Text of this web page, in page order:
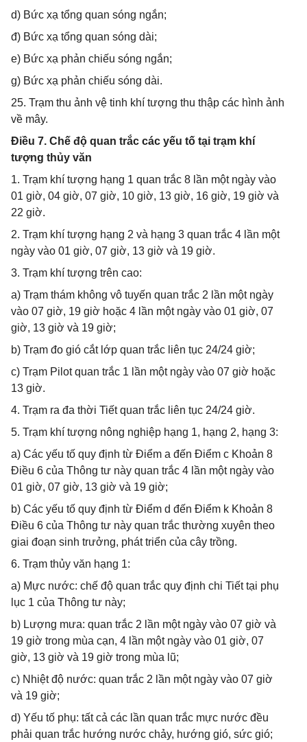
d) Bức xạ tổng quan sóng ngắn;
đ) Bức xạ tổng quan sóng dài;
e) Bức xạ phản chiếu sóng ngắn;
g) Bức xạ phản chiếu sóng dài.
25. Trạm thu ảnh vệ tinh khí tượng thu thập các hình ảnh
về mây.
Điều 7. Chế độ quan trắc các yếu tố tại trạm khí
tượng thủy văn
1. Trạm khí tượng hạng 1 quan trắc 8 lần một ngày vào
01 giờ, 04 giờ, 07 giờ, 10 giờ, 13 giờ, 16 giờ, 19 giờ và
22 giờ.
2. Trạm khí tượng hạng 2 và hạng 3 quan trắc 4 lần một
ngày vào 01 giờ, 07 giờ, 13 giờ và 19 giờ.
3. Trạm khí tượng trên cao:
a) Trạm thám không vô tuyến quan trắc 2 lần một ngày
vào 07 giờ, 19 giờ hoặc 4 lần một ngày vào 01 giờ, 07
giờ, 13 giờ và 19 giờ;
b) Trạm đo gió cắt lớp quan trắc liên tục 24/24 giờ;
c) Trạm Pilot quan trắc 1 lần một ngày vào 07 giờ hoặc
13 giờ.
4. Trạm ra đa thời Tiết quan trắc liên tục 24/24 giờ.
5. Trạm khí tượng nông nghiệp hạng 1, hạng 2, hạng 3:
a) Các yếu tố quy định từ Điểm a đến Điểm c Khoản 8
Điều 6 của Thông tư này quan trắc 4 lần một ngày vào
01 giờ, 07 giờ, 13 giờ và 19 giờ;
b) Các yếu tố quy định từ Điểm d đến Điểm k Khoản 8
Điều 6 của Thông tư này quan trắc thường xuyên theo
giai đoạn sinh trưởng, phát triển của cây trồng.
6. Trạm thủy văn hạng 1:
a) Mực nước: chế độ quan trắc quy định chi Tiết tại phụ
lục 1 của Thông tư này;
b) Lượng mưa: quan trắc 2 lần một ngày vào 07 giờ và
19 giờ trong mùa cạn, 4 lần một ngày vào 01 giờ, 07
giờ, 13 giờ và 19 giờ trong mùa lũ;
c) Nhiệt độ nước: quan trắc 2 lần một ngày vào 07 giờ
và 19 giờ;
d) Yếu tố phụ: tất cả các lần quan trắc mực nước đều
phải quan trắc hướng nước chảy, hướng gió, sức gió;